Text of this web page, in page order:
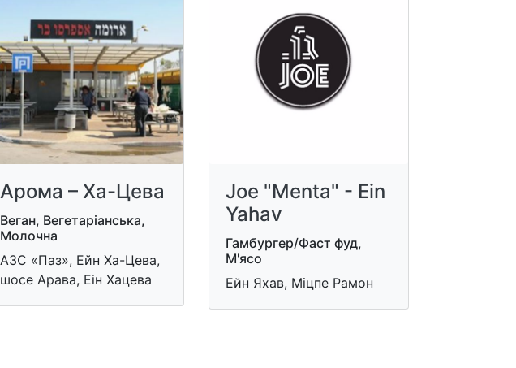
Арома – Ха-Цева
Веган, Вегетаріанська,
Молочна
АЗС «Паз», Ейн Ха-Цева,
шосе Арава, Еін Хацева
Joe "Menta" - Ein
Yahav
Гамбургер/Фаст фуд,
М'ясо
Ейн Яхав, Міцпе Рамон